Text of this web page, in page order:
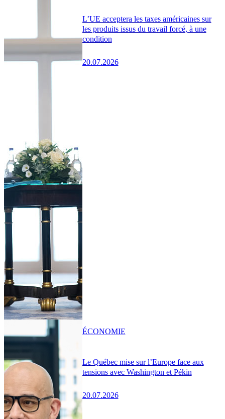
L’UE acceptera les taxes américaines sur
les produits issus du travail forcé, à une
condition
20.07.2026
Le Québec mise sur l’Europe face aux
tensions avec Washington et Pékin
20.07.2026
ÉCONOMIE